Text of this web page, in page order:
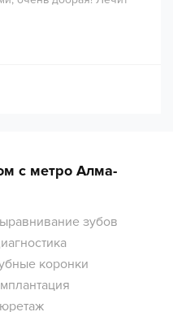
с метро Алма-
зубов
коронки